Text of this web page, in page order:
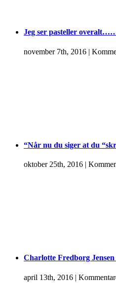
Jeg ser pasteller
november 7th, 2016 |
“Når nu du siger at du
oktober 25th, 2016 |
Charlotte Fredborg
april 13th, 2016 |